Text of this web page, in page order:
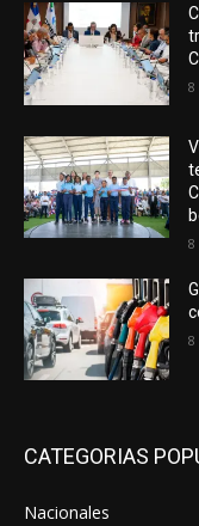
8
8
8
CATEGORIAS
Nacionales